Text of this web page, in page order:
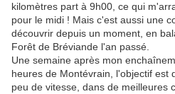
kilomètres part à 9h00, ce qui
pour le midi ! Mais c'est aussi une
découvrir depuis un moment, en
Forêt de Bréviande l'an passé.
Une semaine après mon
heures de Montévrain, l'objectif est
peu de vitesse, dans de meilleures